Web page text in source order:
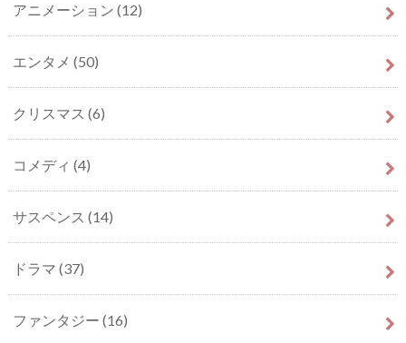
アニメーション (12)
エンタメ (50)
クリスマス (6)
コメディ (4)
サスペンス (14)
ドラマ (37)
ファンタジー (16)